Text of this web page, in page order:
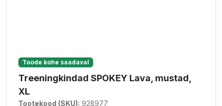
Toode kohe saadaval
Treeningkindad SPOKEY Lava, mustad,
XL
Tootekood (SKU): 928977